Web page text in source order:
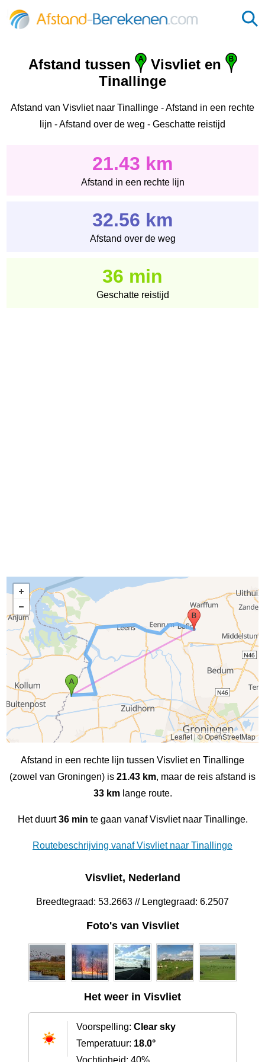
Afstand tussen
Visvliet en
Tinallinge
Afstand van Visvliet naar Tinallinge - Afstand in een rechte
lijn - Afstand over de weg - Geschatte reistijd
21.43 km
Afstand in een rechte lijn
32.56 km
Afstand over de weg
36 min
Geschatte reistijd
Leaflet|© OpenStreetMap
Afstand in een rechte lijn tussen Visvliet en Tinallinge
(zowel van Groningen) is 21.43 km, maar de reis afstand is
33 kmlange route.
Het duurt36 min te gaan vanaf Visvliet naar Tinallinge.
Routebeschrijving vanaf Visvliet naar Tinallinge
Visvliet, Nederland
Breedtegraad: 53.2663 // Lengtegraad: 6.2507
Foto's van Visvliet
Het weer in Visvliet
Voorspelling: Clear sky
Temperatuur: 18.0°